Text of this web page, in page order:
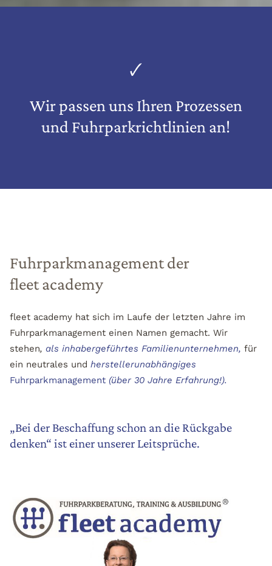
🗸
Wir passen uns Ihren Prozessen
und Fuhrpark­richtlinien an!
Fuhrparkmanagement der
fleet academy
fleet academy hat sich im Laufe der letzten Jahre im
Fuhrparkmanagement einen Namen gemacht. Wir
stehen, als inhabergeführtes Familienunternehmen, für
ein neutrales und herstellerunabhängiges
Fuhrparkmanagement (über 30 Jahre Erfahrung!).
„Bei der Beschaffung schon an die Rückgabe
denken“ ist einer unserer Leitsprüche.